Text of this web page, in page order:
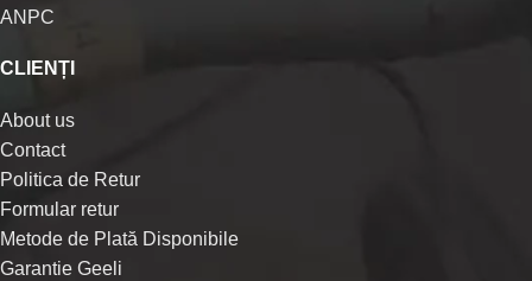
ANPC
CLIENȚI
About us
Contact
Politica de Retur
Formular retur
Metode de Plată Disponibile
Garantie Geeli